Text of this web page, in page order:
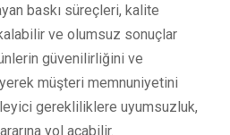
baskı süreçleri, kalite
ve olumsuz sonuçlar
güvenilirliğini ve
müşteri memnuniyetini
gerekliliklere uyumsuzluk,
yol açabilir.